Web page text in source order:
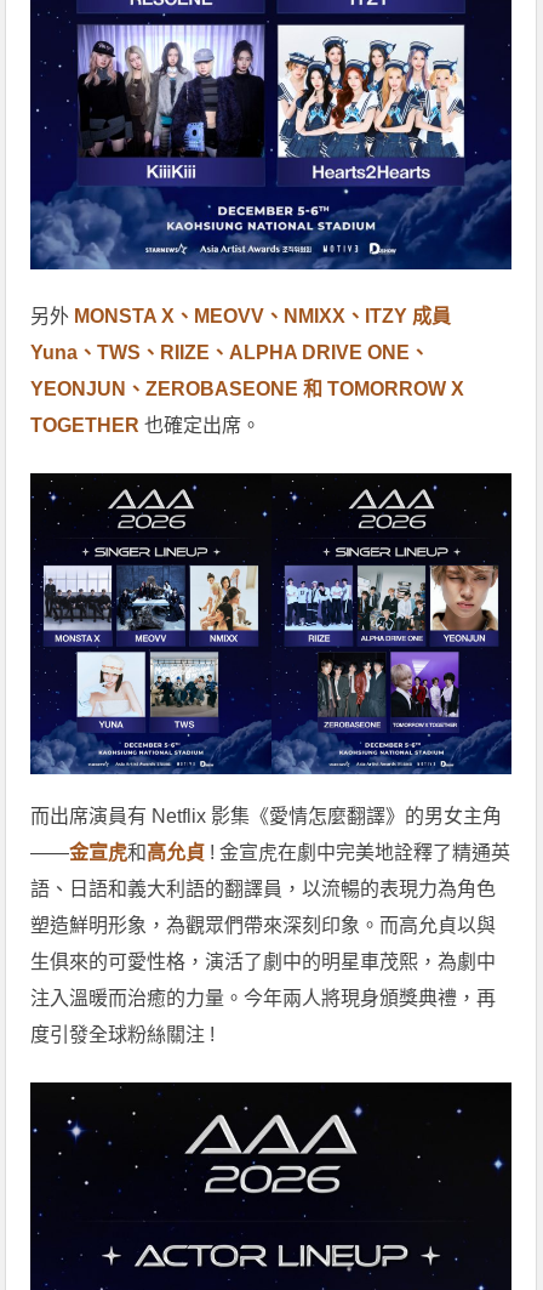
另外 MONSTA X、MEOVV、NMIXX、ITZY 成員
Yuna、TWS、RIIZE、ALPHA DRIVE ONE、
YEONJUN、ZEROBASEONE 和 TOMORROW X
TOGETHER 也確定出席。
而出席演員有 Netflix 影集《愛情怎麼翻譯》的男女主角
——金宣虎和高允貞 ! 金宣虎在劇中完美地詮釋了精通英
語、日語和義大利語的翻譯員，以流暢的表現力為角色
塑造鮮明形象，為觀眾們帶來深刻印象。而高允貞以與
生俱來的可愛性格，演活了劇中的明星車茂熙，為劇中
注入溫暖而治癒的力量。今年兩人將現身頒獎典禮，再
度引發全球粉絲關注 !